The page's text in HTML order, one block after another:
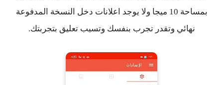
بمساحة 10 ميجا ولا يوجد اعلانات دخل النسخة المدفوعة
نهائي وتقدر تجرب بنفسك وتسيب تعليق بتجربتك.